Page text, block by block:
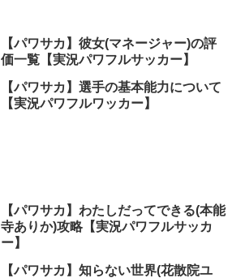
【パワサカ】彼女(マネージャー)の評
価一覧【実況パワフルサッカー】
【パワサカ】選手の基本能力について
【実況パワフルワッカー】
【パワサカ】わたしだってできる(本能
寺ありか)攻略【実況パワフルサッカ
ー】
【パワサカ】知らない世界(花散院ユ